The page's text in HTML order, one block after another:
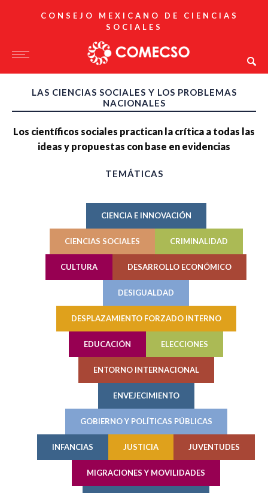
CONSEJO MEXICANO DE CIENCIAS
SOCIALES
LAS CIENCIAS SOCIALES Y LOS PROBLEMAS
NACIONALES
Los científicos sociales practican la crítica a todas las
ideas y propuestas con base en evidencias
TEMÁTICAS
CIENCIA E INNOVACIÓN
CIENCIAS SOCIALES CRIMINALIDAD
CULTURA DESARROLLO ECONÓMICO
DESIGUALDAD
DESPLAZAMIENTO FORZADO INTERNO
EDUCACIÓN ELECCIONES
ENTORNO INTERNACIONAL
ENVEJECIMIENTO
GOBIERNO Y POLÍTICAS PÚBLICAS
INFANCIAS JUSTICIA JUVENTUDES
MIGRACIONES Y MOVILIDADES